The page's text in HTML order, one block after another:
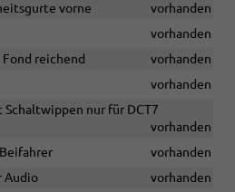
vorne
vorhanden
vorhanden
reichend
vorhanden
vorhanden
nur für DCT7
vorhanden
vorhanden
Audio
vorhanden